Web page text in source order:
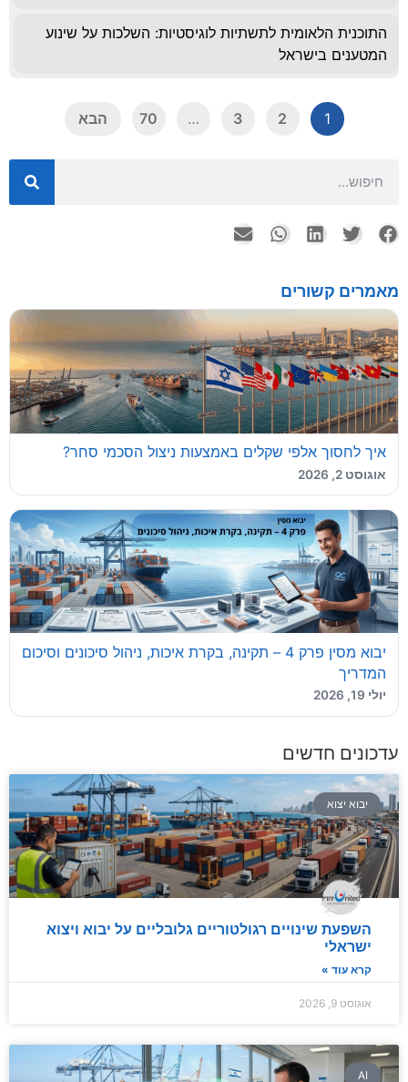
מאמרים קשורים
איך לחסוך אלפי שקלים באמצעות ניצול הסכמי סחר?
אוגוסט 2, 2026
יבוא מסין פרק 4 – תקינה, בקרת איכות, ניהול סיכונים וסיכום
המדריך
יולי 19, 2026
עדכונים חדשים
יבוא יצוא
השפעת שינויים רגולטוריים גלובליים על יבוא ויצוא
ישראלי
קרא עוד »
אוגוסט 9, 2026
AI
התוכנית הלאומית לתשתיות לוגיסטיות: השלכות על שינוע
המטענים בישראל
1
2
3
…
70 הבא